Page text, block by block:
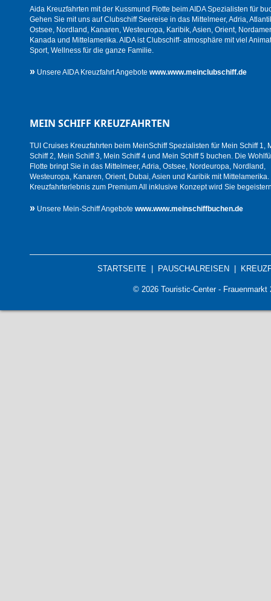
Aida Kreuzfahrten mit der Kussmund Flotte beim AIDA Spezialisten für
Gehen Sie mit uns auf Clubschiff Seereise in das Mittelmeer, Adria,
Ostsee, Nordland, Kanaren, Westeuropa, Karibik, Asien, Orient,
Kanada und Mittelamerika. AIDA ist Clubschiff- atmosphäre mit viel
Sport, Wellness für die ganze Familie.
» Unsere AIDA Kreuzfahrt Angebote www.www.meinclubschiff.de
MEIN SCHIFF KREUZFAHRTEN
TUI Cruises Kreuzfahrten beim MeinSchiff Spezialisten für Mein Schiff 1,
Schiff 2, Mein Schiff 3, Mein Schiff 4 und Mein Schiff 5 buchen. Die
Flotte bringt Sie in das Mittelmeer, Adria, Ostsee, Nordeuropa, Nordland,
Westeuropa, Kanaren, Orient, Dubai, Asien und Karibik mit Mittelamerika.
Kreuzfahrterlebnis zum Premium All inklusive Konzept wird Sie
» Unsere Mein-Schiff Angebote www.www.meinschiffbuchen.de
STARTSEITE| PAUSCHALREISEN
© 2026 Touristic-Center -